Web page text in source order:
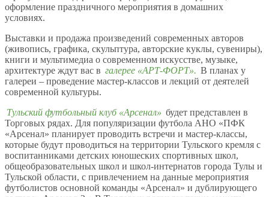
оформление праздничного мероприятия в домашних
условиях.
Выставки и продажа произведений современных авторов
(живопись, графика, скульптура, авторские куклы, сувениры),
книги и мультимедиа о современном искусстве, музыке,
архитектуре ждут вас в галерее «АРТ-ФОРТ». В планах у
галереи – проведение мастер-классов и лекций от деятелей
современной культуры.
Тульский футбольный клуб «Арсенал» будет представлен в
Торговых рядах. Для популяризации футбола АНО «ПФК
«Арсенал» планирует проводить встречи и мастер-классы,
которые будут проводиться на территории Тульского кремля с
воспитанниками детских юношеских спортивных школ,
общеобразовательных школ и школ-интернатов города Тулы и
Тульской области, с привлечением на данные мероприятия
футболистов основной команды «Арсенал» и дублирующего